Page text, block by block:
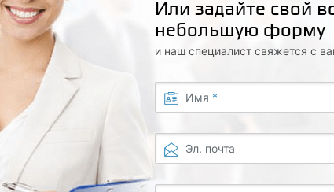
Или задайте свой
небольшую форму
и наш специалист свяжется с
Имя *
Эл. почта